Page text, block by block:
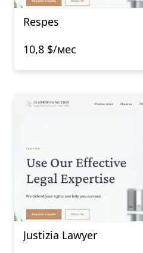
Respes
10,8 $/мес
Justizia Lawyer